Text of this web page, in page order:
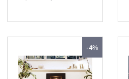
was:
is:
-4%